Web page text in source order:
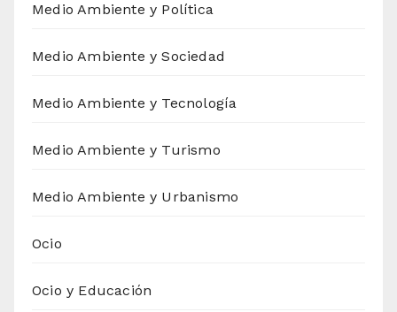
Medio Ambiente y Política
Medio Ambiente y Sociedad
Medio Ambiente y Tecnología
Medio Ambiente y Turismo
Medio Ambiente y Urbanismo
Ocio
Ocio y Educación